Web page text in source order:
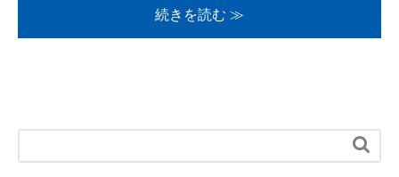
続きを読む ≫
